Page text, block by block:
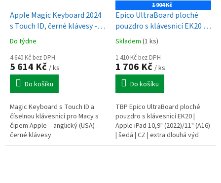
Apple Magic Keyboard 2024
s Touch ID, černé klávesy -
US
Do týdne
4 640 Kč bez DPH
5 614 Kč / ks
Do košíku
Magic Keyboard s Touch ID a
číselnou klávesnicí pro Macy s
čipem Apple – anglický (USA) –
černé klávesy
1 904 Kč
Epico UltraBoard ploché
pouzdro s klávesnicí EK20 |
Apple iPad 10,9" (2022)/11"
(A16) | šedá | CZ
Skladem (1 ks)
1 410 Kč bez DPH
1 706 Kč / ks
Do košíku
TBP Epico UltraBoard ploché
pouzdro s klávesnicí EK20 |
Apple iPad 10,9" (2022)/11" (A16)
| šedá | CZ | extra dlouhá výd